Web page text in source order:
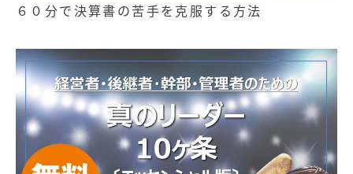
６０分で決算書の苦手を克服する方法